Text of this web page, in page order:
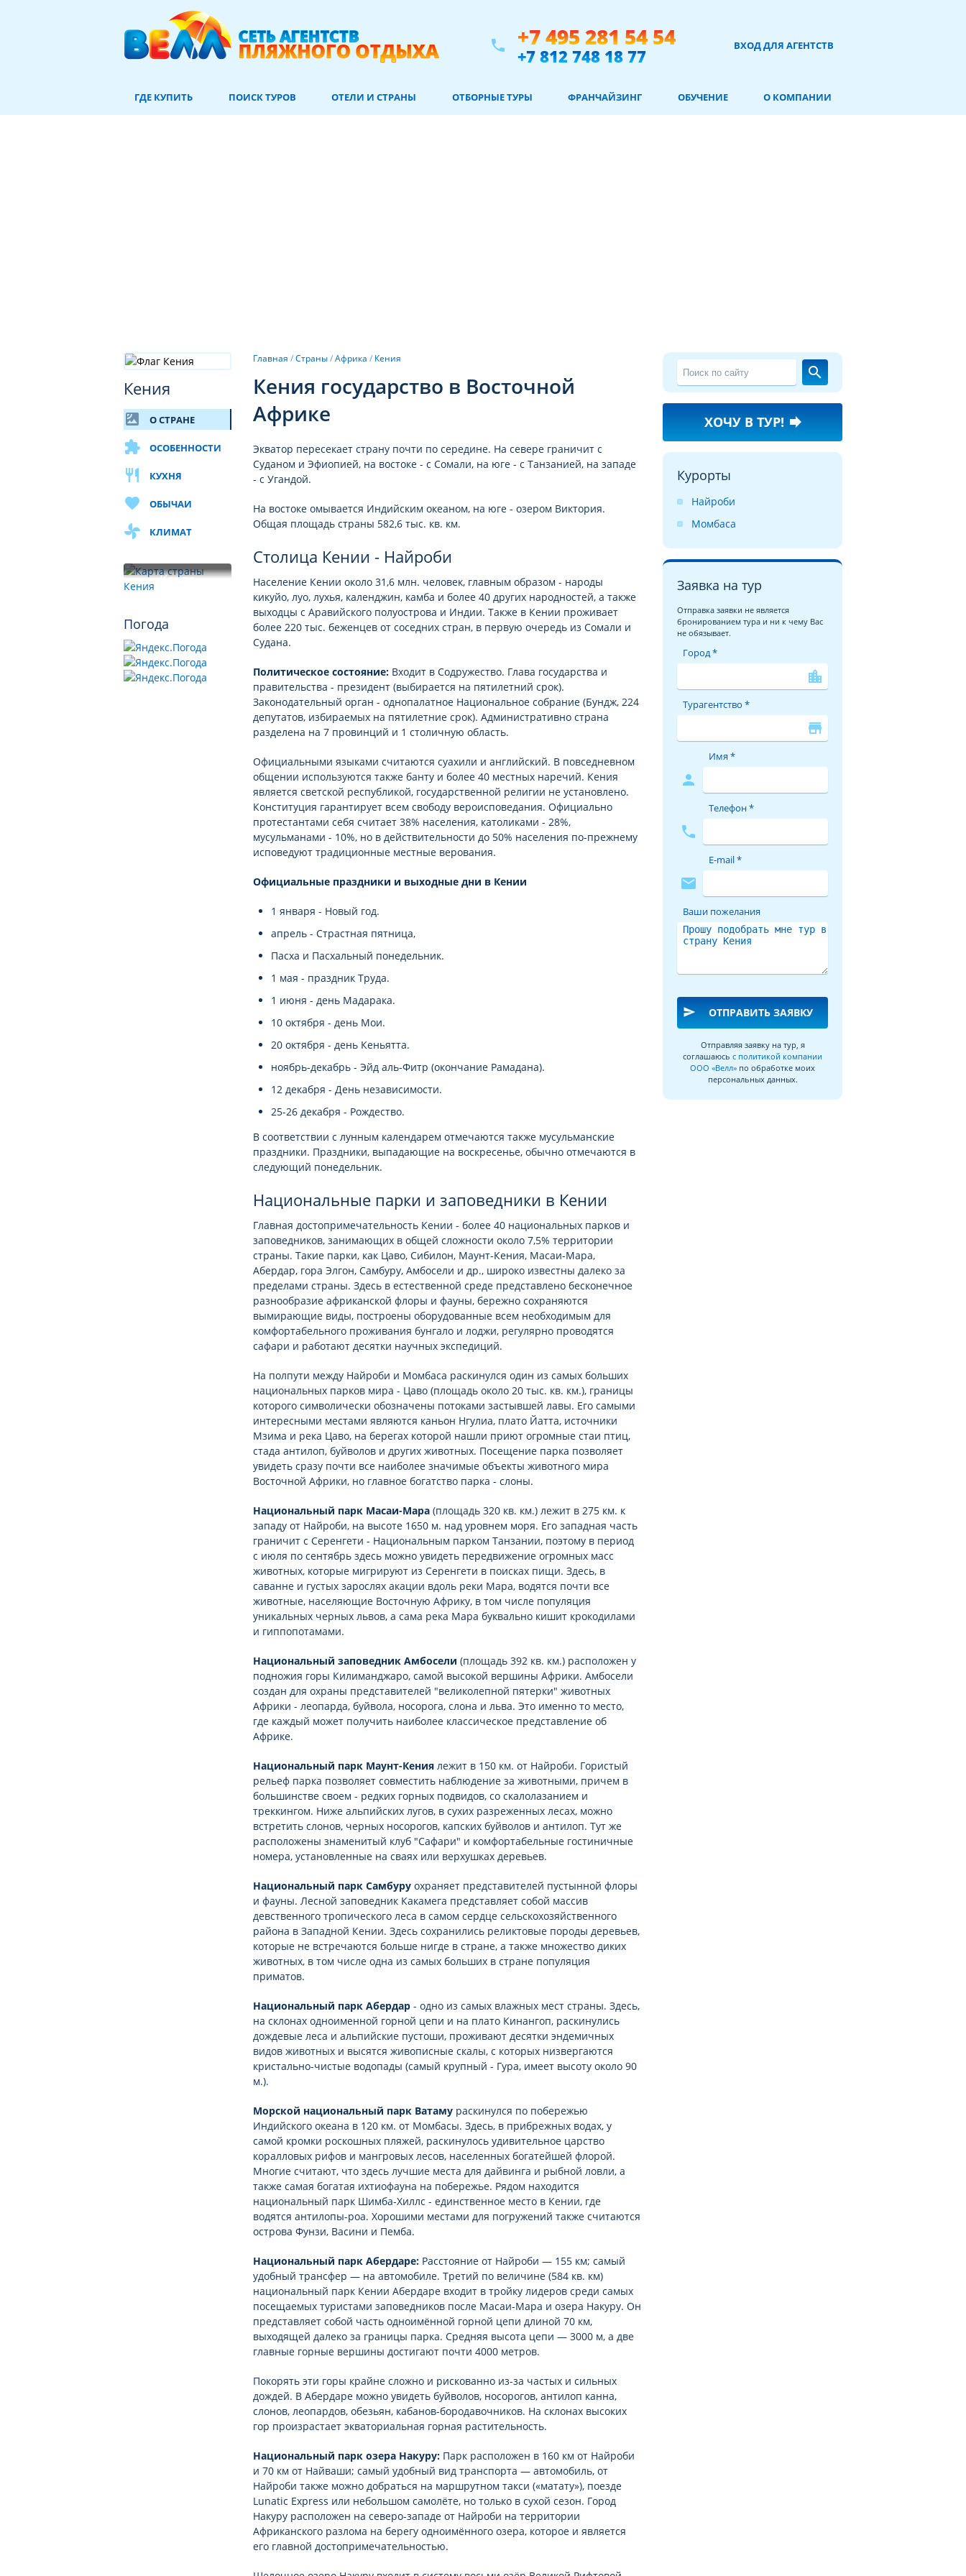
phone +7 495 281 54 54
+7 812 748 18 77 ВХОД ДЛЯ АГЕНТСТВ
ГДЕ КУПИТЬ ПОИСК ТУРОВ ОТЕЛИ И СТРАНЫ ОТБОРНЫЕ ТУРЫ ФРАНЧАЙЗИНГ ОБУЧЕНИЕ О КОМПАНИИ
Кения
satellite О СТРАНЕ
extension ОСОБЕННОСТИ
restaurant КУХНЯ
favorite ОБЫЧАИ
toys КЛИМАТ
Карта
Погода
Главная /Страны/Африка / Кения
Кения государство в Восточной
Африке
Экватор пересекает страну почти по середине. На севере граничит с
Суданом и Эфиопией, на востоке - с Сомали, на юге - с Танзанией, на западе
- с Угандой.
На востоке омывается Индийским океаном, на юге - озером Виктория.
Общая площадь страны 582,6 тыс. кв. км.
Столица Кении - Найроби
Население Кении около 31,6 млн. человек, главным образом - народы
кикуйо, луо, лухья, календжин, камба и более 40 других народностей, а также
выходцы с Аравийского полуострова и Индии. Также в Кении проживает
более 220 тыс. беженцев от соседних стран, в первую очередь из Сомали и
Судана.
Политическое состояние: Входит в Содружество. Глава государства и
правительства - президент (выбирается на пятилетний срок).
Законодательный орган - однопалатное Национальное собрание (Бундж, 224
депутатов, избираемых на пятилетние срок). Административно страна
разделена на 7 провинций и 1 столичную область.
Официальными языками считаются суахили и английский. В повседневном
общении используются также банту и более 40 местных наречий. Кения
является светской республикой, государственной религии не установлено.
Конституция гарантирует всем свободу вероисповедания. Официально
протестантами себя считает 38% населения, католиками - 28%,
мусульманами - 10%, но в действительности до 50% населения по-прежнему
исповедуют традиционные местные верования.
Официальные праздники и выходные дни в Кении
1 января - Новый год.
апрель - Страстная пятница,
Пасха и Пасхальный понедельник.
1 мая - праздник Труда.
1 июня - день Мадарака.
10 октября - день Мои.
20 октября - день Кеньятта.
ноябрь-декабрь - Эйд аль-Фитр (окончание Рамадана).
12 декабря - День независимости.
25-26 декабря - Рождество.
В соответствии с лунным календарем отмечаются также мусульманские
праздники. Праздники, выпадающие на воскресенье, обычно отмечаются в
следующий понедельник.
Национальные парки и заповедники в Кении
Главная достопримечательность Кении - более 40 национальных парков и
заповедников, занимающих в общей сложности около 7,5% территории
страны. Такие парки, как Цаво, Сибилон, Маунт-Кения, Масаи-Мара,
Абердар, гора Элгон, Самбуру, Амбосели и др., широко известны далеко за
пределами страны. Здесь в естественной среде представлено бесконечное
разнообразие африканской флоры и фауны, бережно сохраняются
вымирающие виды, построены оборудованные всем необходимым для
комфортабельного проживания бунгало и лоджи, регулярно проводятся
сафари и работают десятки научных экспедиций.
На полпути между Найроби и Момбаса раскинулся один из самых больших
национальных парков мира - Цаво (площадь около 20 тыс. кв. км.), границы
которого символически обозначены потоками застывшей лавы. Его самыми
интересными местами являются каньон Нгулиа, плато Йатта, источники
Мзима и река Цаво, на берегах которой нашли приют огромные стаи птиц,
стада антилоп, буйволов и других животных. Посещение парка позволяет
увидеть сразу почти все наиболее значимые объекты животного мира
Восточной Африки, но главное богатство парка - слоны.
Национальный парк Масаи-Мара (площадь 320 кв. км.) лежит в 275 км. к
западу от Найроби, на высоте 1650 м. над уровнем моря. Его западная часть
граничит с Серенгети - Национальным парком Танзании, поэтому в период
с июля по сентябрь здесь можно увидеть передвижение огромных масс
животных, которые мигрируют из Серенгети в поисках пищи. Здесь, в
саванне и густых зарослях акации вдоль реки Мара, водятся почти все
животные, населяющие Восточную Африку, в том числе популяция
уникальных черных львов, а сама река Мара буквально кишит крокодилами
и гиппопотамами.
Национальный заповедник Амбосели (площадь 392 кв. км.) расположен у
подножия горы Килиманджаро, самой высокой вершины Африки. Амбосели
создан для охраны представителей "великолепной пятерки" животных
Африки - леопарда, буйвола, носорога, слона и льва. Это именно то место,
где каждый может получить наиболее классическое представление об
Африке.
Национальный парк Маунт-Кения лежит в 150 км. от Найроби. Гористый
рельеф парка позволяет совместить наблюдение за животными, причем в
большинстве своем - редких горных подвидов, со скалолазанием и
треккингом. Ниже альпийских лугов, в сухих разреженных лесах, можно
встретить слонов, черных носорогов, капских буйволов и антилоп. Тут же
расположены знаменитый клуб "Сафари" и комфортабельные гостиничные
номера, установленные на сваях или верхушках деревьев.
Национальный парк Самбуру охраняет представителей пустынной флоры
и фауны. Лесной заповедник Какамега представляет собой массив
девственного тропического леса в самом сердце сельскохозяйственного
района в Западной Кении. Здесь сохранились реликтовые породы деревьев,
которые не встречаются больше нигде в стране, а также множество диких
животных, в том числе одна из самых больших в стране популяция
приматов.
Национальный парк Абердар - одно из самых влажных мест страны. Здесь,
на склонах одноименной горной цепи и на плато Кинангоп, раскинулись
дождевые леса и альпийские пустоши, проживают десятки эндемичных
видов животных и высятся живописные скалы, с которых низвергаются
кристально-чистые водопады (самый крупный - Гура, имеет высоту около 90
м.).
Морской национальный парк Ватаму раскинулся по побережью
Индийского океана в 120 км. от Момбасы. Здесь, в прибрежных водах, у
самой кромки роскошных пляжей, раскинулось удивительное царство
коралловых рифов и мангровых лесов, населенных богатейшей флорой.
Многие считают, что здесь лучшие места для дайвинга и рыбной ловли, а
также самая богатая ихтиофауна на побережье. Рядом находится
национальный парк Шимба-Хиллс - единственное место в Кении, где
водятся антилопы-роа. Хорошими местами для погружений также считаются
острова Фунзи, Васини и Пемба.
Национальный парк Абердаре: Расстояние от Найроби — 155 км; самый
удобный трансфер — на автомобиле. Третий по величине (584 кв. км)
национальный парк Кении Абердаре входит в тройку лидеров среди самых
посещаемых туристами заповедников после Масаи-Мара и озера Накуру. Он
представляет собой часть одноимённой горной цепи длиной 70 км,
выходящей далеко за границы парка. Средняя высота цепи — 3000 м, а две
главные горные вершины достигают почти 4000 метров.
Покорять эти горы крайне сложно и рискованно из-за частых и сильных
дождей. В Абердаре можно увидеть буйволов, носорогов, антилоп канна,
слонов, леопардов, обезьян, кабанов-бородавочников. На склонах высоких
гор произрастает экваториальная горная растительность.
Национальный парк озера Накуру: Парк расположен в 160 км от Найроби
и 70 км от Найваши; самый удобный вид транспорта — автомобиль, от
Найроби также можно добраться на маршрутном такси («матату»), поезде
Lunatic Express или небольшом самолёте, но только в сухой сезон. Город
Накуру расположен на северо-западе от Найроби на территории
Африканского разлома на берегу одноимённого озера, которое и является
его главной достопримечательностью.
search
ХОЧУ В ТУР! forward
Курорты
Найроби
Момбаса
Заявка на тур
Отправка заявки не является
бронированием тура и ни к чему Вас
не обязывает.
Город *
location_city
Турагентство *
store
person
Имя *
phone
Телефон *
mail
E-mail *
Ваши пожелания
send ОТПРАВИТЬ ЗАЯВКУ
Отправляя заявку на тур, я
соглашаюсь с политикой компании
ООО «Велл» по обработке моих
персональных данных.